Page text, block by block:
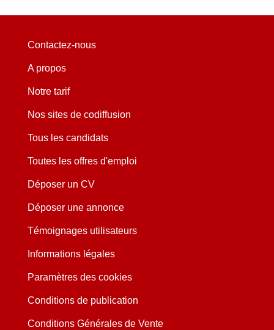
Contactez-nous
A propos
Notre tarif
Nos sites de codiffusion
Tous les candidats
Toutes les offres d'emploi
Déposer un CV
Déposer une annonce
Témoignages utilisateurs
Informations légales
Paramètres des cookies
Conditions de publication
Conditions Générales de Vente